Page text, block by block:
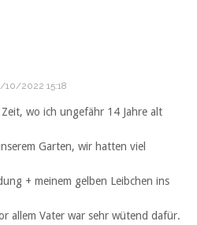
10/2022 15:18
wo ich ungefähr 14 Jahre alt
Garten, wir hatten viel
+ meinem gelben Leibchen ins
allem Vater war sehr wütend dafür.